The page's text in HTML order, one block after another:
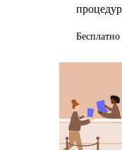
Бесплатно